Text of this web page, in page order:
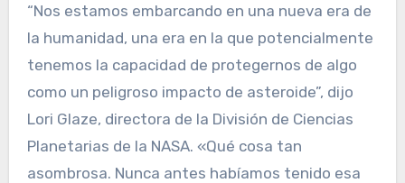
“Nos estamos embarcando en una nueva era de
la humanidad, una era en la que potencialmente
tenemos la capacidad de protegernos de algo
como un peligroso impacto de asteroide”, dijo
Lori Glaze, directora de la División de Ciencias
Planetarias de la NASA. «Qué cosa tan
asombrosa. Nunca antes habíamos tenido esa